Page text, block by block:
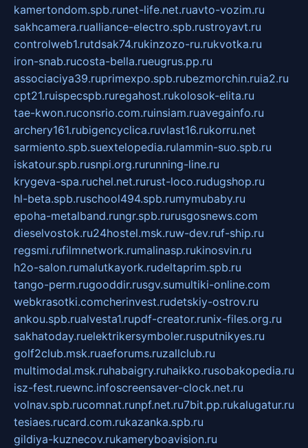
kamertondom.spb.runet-life.net.ruavto-vozim.ru
sakhcamera.rualliance-electro.spb.rustroyavt.ru
controlweb1.rutdsak74.rukinzozo-ru.rukvotka.ru
iron-snab.rucosta-bella.rueugrus.pp.ru
associaciya39.ruprimexpo.spb.rubezmorchin.ruia2.ru
cpt21.ruispecspb.ruregahost.rukolosok-elita.ru
tae-kwon.ruconsrio.com.ruinsiam.ruavegainfo.ru
archery161.rubigencyclica.ruvlast16.rukorru.net
sarmiento.spb.suextelopedia.rulammin-suo.spb.ru
iskatour.spb.rusnpi.org.rurunning-line.ru
krygeva-spa.ruchel.net.rurust-loco.rudugshop.ru
hl-beta.spb.ruschool494.spb.rumymubaby.ru
epoha-metalband.rungr.spb.rurusgosnews.com
dieselvostok.ru24hostel.msk.ruw-dev.ruf-ship.ru
regsmi.rufilmnetwork.rumalinasp.rukinosvin.ru
h2o-salon.rumalutkayork.rudeltaprim.spb.ru
tango-perm.rugooddir.rusgv.sumultiki-online.com
webkrasotki.comcherinvest.rudetskiy-ostrov.ru
ankou.spb.rualvesta1.rupdf-creator.runix-files.org.ru
sakhatoday.ruelektrikersymboler.rusputnikyes.ru
golf2club.msk.ruaeforums.ruzallclub.ru
multimodal.msk.ruhabaigry.ruhaikko.rusobakopedia.ru
isz-fest.ruewnc.infoscreensaver-clock.net.ru
volnav.spb.rucomnat.runpf.net.ru7bit.pp.rukalugatur.ru
tesiaes.rucard.com.rukazanka.spb.ru
gildiya-kuznecov.rukameryboavision.ru